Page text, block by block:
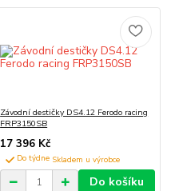
Závodní destičky DS4.12 Ferodo racing
FRP3150SB
17 396 Kč
Do týdne
Do košíku